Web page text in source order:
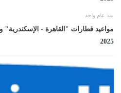
منذ عام واحد
2025